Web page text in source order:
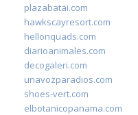
plazabatai.com
hawkscayresort.com
hellonquads.com
diarioanimales.com
decogaleri.com
unavozparadios.com
shoes-vert.com
elbotanicopanama.com